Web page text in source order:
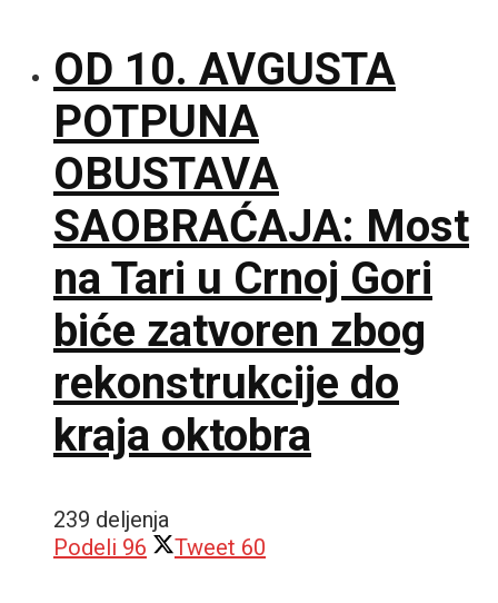
OD 10. AVGUSTA
POTPUNA
OBUSTAVA
SAOBRAĆAJA: Most
na Tari u Crnoj Gori
biće zatvoren zbog
rekonstrukcije do
kraja oktobra
239 deljenja
Podeli 96 Tweet 60